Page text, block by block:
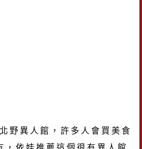
北野異人館，許多人會買美食